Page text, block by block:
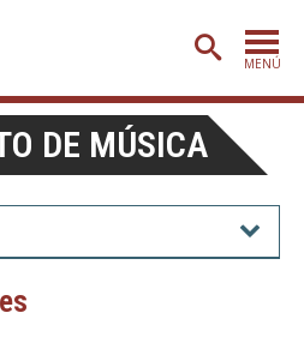
MENÚ
DE MÚSICA